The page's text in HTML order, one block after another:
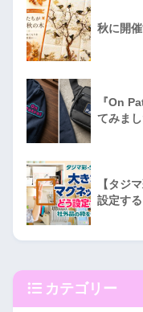
秋に開
『On
てみま
【タジ
設定す
カテゴリー